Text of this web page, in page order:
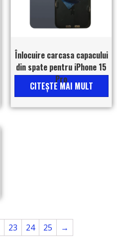
Înlocuire carcasa capacului
din spate pentru iPhone 15
Pro
CITEŞTE MAI MULT
23 24 25 →